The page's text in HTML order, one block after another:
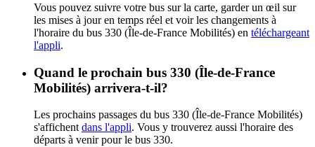
Vous pouvez suivre votre bus sur la carte, garder un œil sur
les mises à jour en temps réel et voir les changements à
l'horaire du bus 330 (Île-de-France Mobilités) en téléchargeant
l'appli.
Quand le prochain bus 330 (Île-de-France
Mobilités) arrivera-t-il?
Les prochains passages du bus 330 (Île-de-France Mobilités)
s'affichent dans l'appli. Vous y trouverez aussi l'horaire des
départs à venir pour le bus 330.